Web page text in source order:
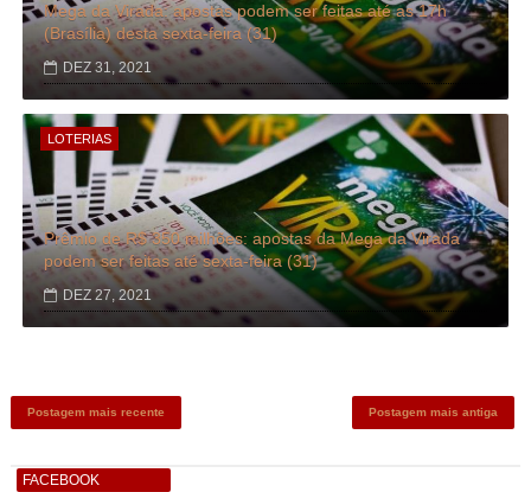
Mega da Virada: apostas podem ser feitas até as 17h
(Brasília) desta sexta-feira (31)
DEZ 31, 2021
LOTERIAS
Prêmio de R$ 350 milhões: apostas da Mega da Virada
podem ser feitas até sexta-feira (31)
DEZ 27, 2021
Postagem mais recente Postagem mais antiga
FACEBOOK